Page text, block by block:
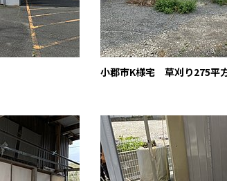
小郡市K様宅 草刈り275平